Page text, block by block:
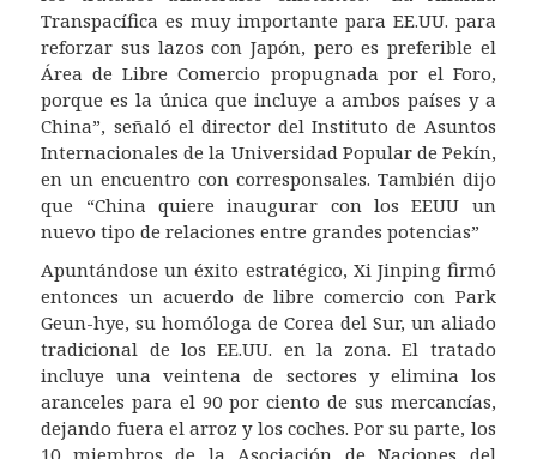
Transpacífica es muy importante para EE.UU. para
reforzar sus lazos con Japón, pero es preferible el
Área de Libre Comercio propugnada por el Foro,
porque es la única que incluye a ambos países y a
China”, señaló el director del Instituto de Asuntos
Internacionales de la Universidad Popular de Pekín,
en un encuentro con corresponsales. También dijo
que “China quiere inaugurar con los EEUU un
nuevo tipo de relaciones entre grandes potencias”
Apuntándose un éxito estratégico, Xi Jinping firmó
entonces un acuerdo de libre comercio con Park
Geun-hye, su homóloga de Corea del Sur, un aliado
tradicional de los EE.UU. en la zona. El tratado
incluye una veintena de sectores y elimina los
aranceles para el 90 por ciento de sus mercancías,
dejando fuera el arroz y los coches. Por su parte, los
10 miembros de la Asociación de Naciones del